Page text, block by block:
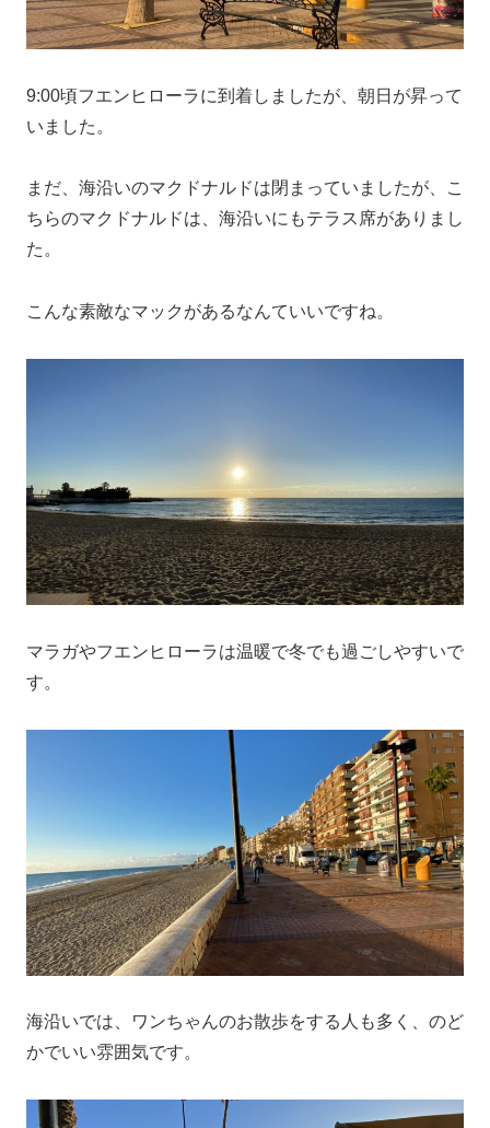
9:00頃フエンヒローラに到着しましたが、朝日が昇って
いました。
まだ、海沿いのマクドナルドは閉まっていましたが、こ
ちらのマクドナルドは、海沿いにもテラス席がありまし
た。
こんな素敵なマックがあるなんていいですね。
マラガやフエンヒローラは温暖で冬でも過ごしやすいで
す。
海沿いでは、ワンちゃんのお散歩をする人も多く、のど
かでいい雰囲気です。